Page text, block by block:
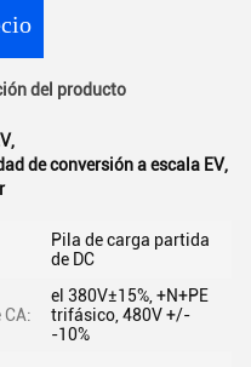
del producto
,
de conversión a escala EV,
Pila de carga partida
de DC
el 380V±15%, +N+PE
trifásico, 480V +/-
-10%